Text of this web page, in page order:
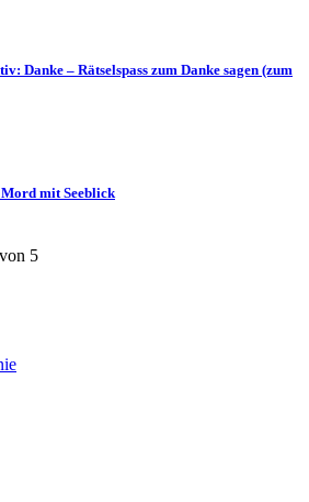
Danke – Rätselspass zum Danke sagen (zum
mit Seeblick
von 5